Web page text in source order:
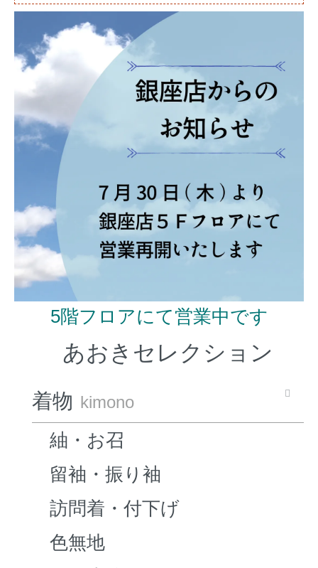
5階フロアにて営業中です
あおきセレクション
着物 kimono
紬・お召
留袖・振り袖
訪問着・付下げ
色無地